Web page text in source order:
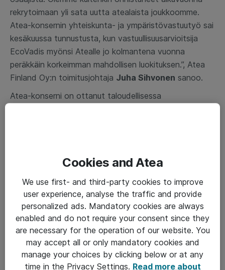
rekrytoimaan yli sata uutta atealaista joukkoomme.
Atea-konsernin yhteiskunta- ja ympäristövastuutyö sai
kesäkuussa tunnustusta, kun vastuullisuusarvioitsija
EcoVadis myönsi Atealle jo kolmantena vuonna
peräkkäin korkeimman mahdollisen luokituksen.”, Atea
Finland Oy:n toimitusjohtaja Juha Sihvonen sanoo.
Atea-konserni on ottanut taloudellisessa
takuulaajennukset), joissa IFRS15:n mukaisesti
kirjattavan liikevaihdon. Jatkossa raportoitava laskutus
vastaa aiemmin raportoitua liikevaihtoa. Kirjaustavan
muutoksella ei ole vaikutusta Atea-konsernin katteisiin,
liiketulokseen, nettotulokseen eikä taseeseen. Atean
paikallisissa tilinpäätöksissä noudatamme edelleen
suomalaista kirjanpitokäytäntöä, eikä tällä ole siihen
vaikutusta.
Cookies and Atea
We use first- and third-party cookies to improve
user experience, analyse the traffic and provide
personalized ads. Mandatory cookies are always
enabled and do not require your consent since they
are necessary for the operation of our website. You
may accept all or only mandatory cookies and
manage your choices by clicking below or at any
time in the Privacy Settings. Read more about